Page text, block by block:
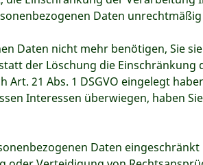
Daten
Daten nicht mehr benötigen, Sie
der Löschung die
Art. 21 Abs. 1 DSGVO eingelegt
Interessen überwiegen, haben
Daten